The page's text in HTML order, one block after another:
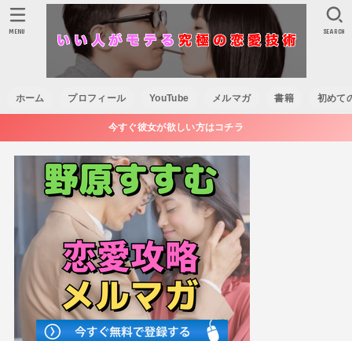
ホーム プロフィール YouTube メルマガ 書籍 初めて
SEARCH
MENU
今すぐ彼女が欲しい方はコチラ